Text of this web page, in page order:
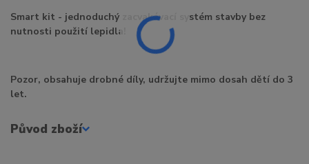
Smart kit - jednoduchý zacvakávací systém stavby bez
nutnosti použití lepidla!
Pozor, obsahuje drobné díly, udržujte mimo dosah dětí do 3
let.
Původ zboží